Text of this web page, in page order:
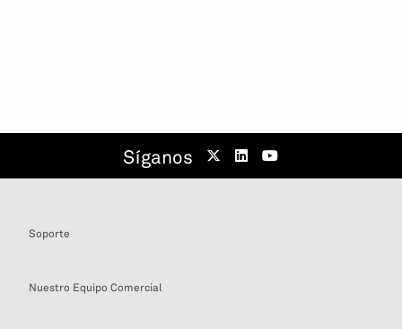
Síganos
Soporte
Nuestro Equipo Comercial